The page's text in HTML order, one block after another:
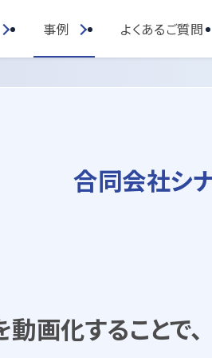
事例 よくあるご質問
合同会社シ
画化することで、